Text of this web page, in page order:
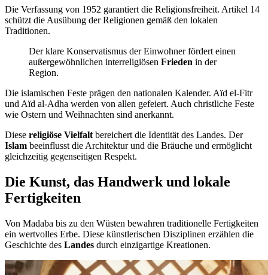
Die Verfassung von 1952 garantiert die Religionsfreiheit. Artikel 14
schützt die Ausübung der Religionen gemäß den lokalen
Traditionen.
Der klare Konservatismus der Einwohner fördert einen
außergewöhnlichen interreligiösen Frieden in der
Region.
Die islamischen Feste prägen den nationalen Kalender. Aïd el-Fitr
und Aïd al-Adha werden von allen gefeiert. Auch christliche Feste
wie Ostern und Weihnachten sind anerkannt.
Diese religiöse Vielfalt bereichert die Identität des Landes. Der
Islam beeinflusst die Architektur und die Bräuche und ermöglicht
gleichzeitig gegenseitigen Respekt.
Die Kunst, das Handwerk und lokale
Fertigkeiten
Von Madaba bis zu den Wüsten bewahren traditionelle Fertigkeiten
ein wertvolles Erbe. Diese künstlerischen Disziplinen erzählen die
Geschichte des Landes durch einzigartige Kreationen.